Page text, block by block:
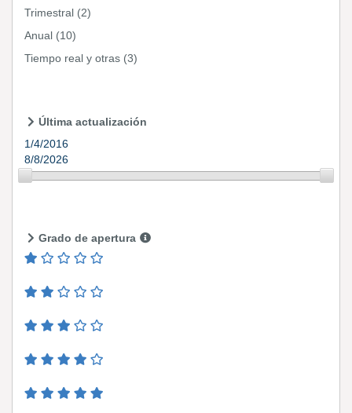
Trimestral (2)
Anual (10)
Tiempo real y otras (3)
Última actualización
1/4/2016
8/8/2026
Grado de apertura